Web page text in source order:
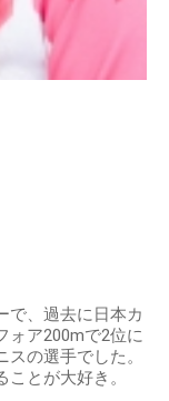
で、過去に日本カ
ォア200mで2位に
の選手でした。
とが大好き。